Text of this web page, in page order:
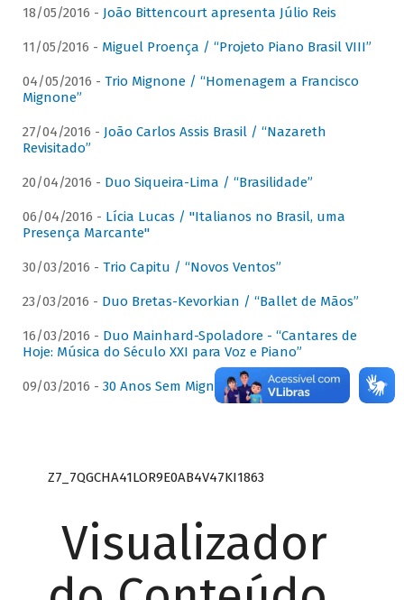
18/05/2016 - João Bittencourt apresenta Júlio Reis
11/05/2016 - Miguel Proença / “Projeto Piano Brasil VIII”
04/05/2016 - Trio Mignone / “Homenagem a Francisco
Mignone”
27/04/2016 - João Carlos Assis Brasil / “Nazareth
Revisitado”
20/04/2016 - Duo Siqueira-Lima / “Brasilidade”
06/04/2016 - Lícia Lucas / "Italianos no Brasil, uma
Presença Marcante"
30/03/2016 - Trio Capitu / “Novos Ventos”
23/03/2016 - Duo Bretas-Kevorkian / “Ballet de Mãos”
16/03/2016 - Duo Mainhard-Spoladore - “Cantares de
Hoje: Música do Século XXI para Voz e Piano”
09/03/2016 - 30 Anos Sem Mignone
Z7_7QGCHA41LOR9E0AB4V47KI1863
Visualizador